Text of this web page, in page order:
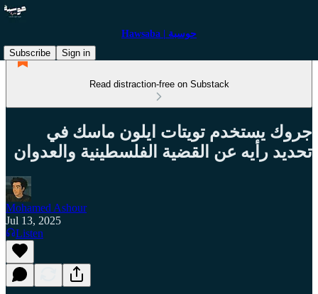
Hawsaba | حوسبة
Subscribe
Sign in
Read distraction-free on Substack
جروك يستخدم تويتات ايلون ماسك في
تحديد رأيه عن القضية الفلسطينية والعدوان
Mohamed Ashour
Jul 13, 2025
Listen